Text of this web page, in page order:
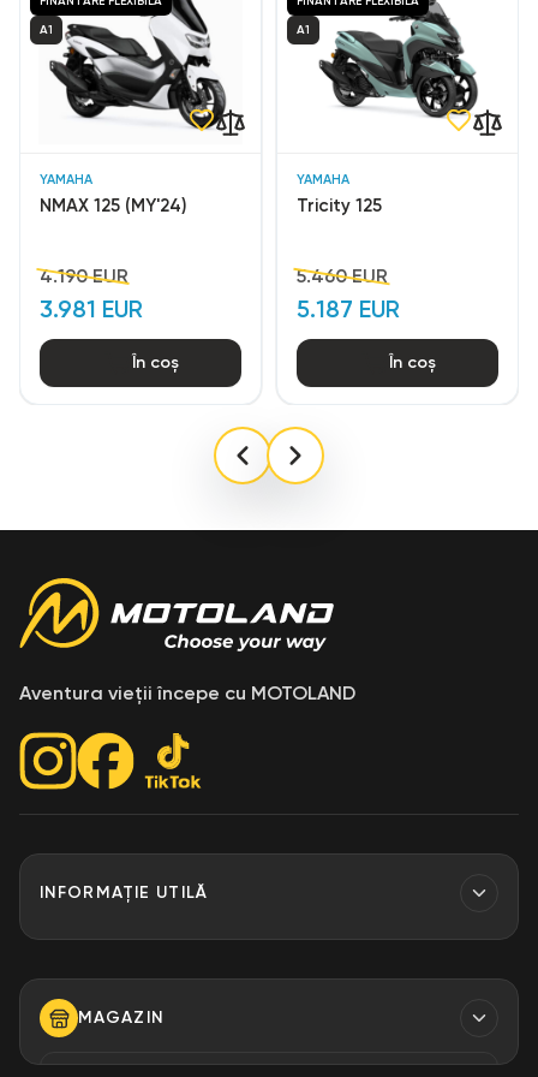
YAMAHA
NMAX 125 (MY'24)
4.190 EUR
3.981 EUR
A1
În coș
YAMAHA
Tricity 125
5.460 EUR
5.187 EUR
A1
În coș
Aventura vieții începe cu MOTOLAND
INFORMAȚIE UTILĂ
Despre Noi
MAGAZIN